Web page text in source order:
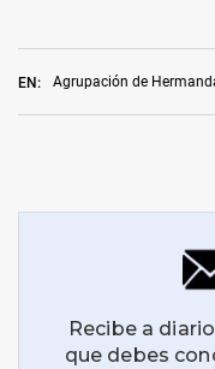
EN: Agrupación de